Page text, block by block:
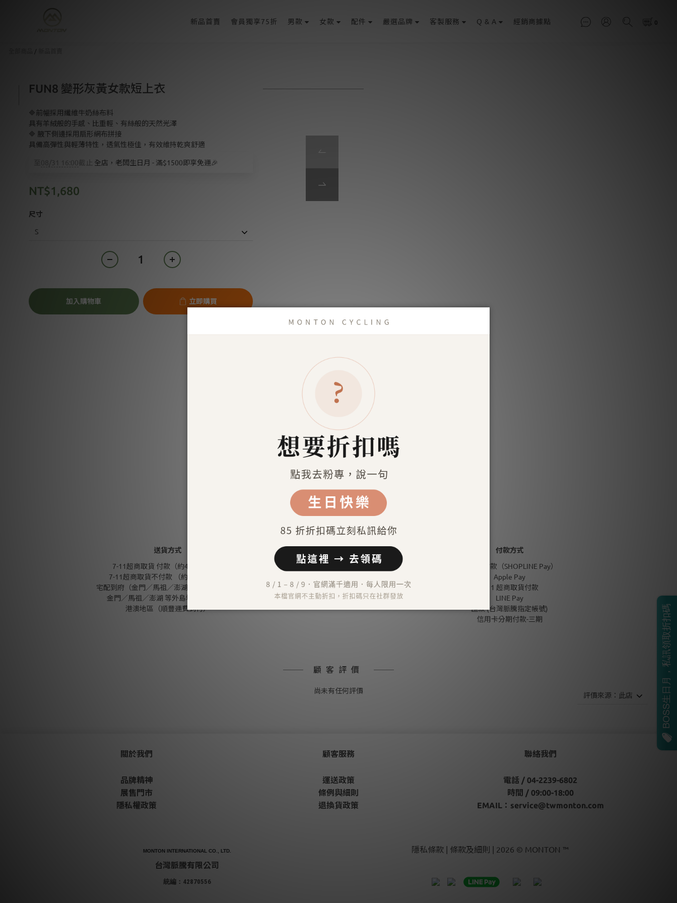
新品首賣 會員獨享75折 男款 女款 配件 嚴選品牌 客製服務 Q & A 經銷商據點
/
FUN8 變形灰黃女款短上衣
🔷前幅採用纖維牛奶絲布料
具有羊絨般的手感、比重輕、有絲般的天然光澤
🔷 腋下側邊採用扇形網布拼接
具備高彈性與輕薄特性，透氣性極佳，有效維持乾爽舒適
08/31 16:00截止 全店，老闆生日月 - 滿$1500即享免運🎉
NT$1,680
尺寸
加入購物車 立即購買
商品描述
了解更多
送貨方式
7-11超商取貨 付款（約4-5天送達）
7-11超商取貨不付款 （約4-5天送達）
宅配到府（金門／馬祖／澎湖 外島地區除外）
金門／馬祖／澎湖 等外島地區（郵寄）
港澳地區（順豐運費到付）
付款方式
信用卡付款（SHOPLINE Pay）
Apple Pay
7-11 超商取貨付款
LINE Pay
匯款 (台灣脈騰指定帳號)
信用卡分期付款-三期
顧客評價
尚未有任何評價
關於我們
品牌精神
展售門市
隱私權政策
顧客服務
運送政策
條例與細則
退換貨政策
聯絡我們
電話 / 04-2239-6802
時間 / 09:00-18:00
EMAIL： service@twmonton.com
MONTON INTERNATIONAL CO., LTD.
台灣脈騰有限公司
統編：42870556
隱私條款 | 條款及細則 | 2026 © MONTON ™
BOSS生日月，私訊領取折扣碼